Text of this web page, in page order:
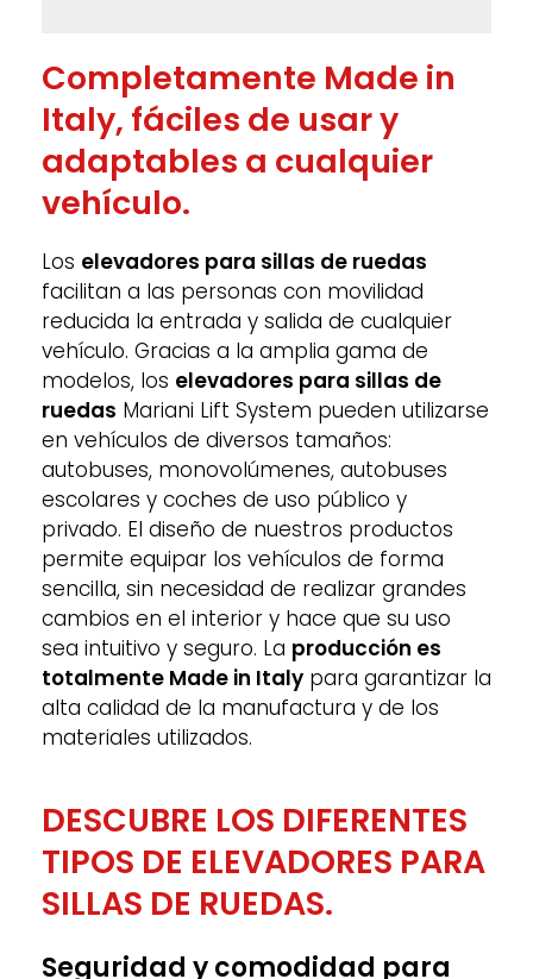
Completamente Made in
Italy, fáciles de usar y
adaptables a cualquier
vehículo.
Los elevadores para sillas de ruedas
facilitan a las personas con movilidad
reducida la entrada y salida de cualquier
vehículo. Gracias a la amplia gama de
modelos, los elevadores para sillas de
ruedas Mariani Lift System pueden utilizarse
en vehículos de diversos tamaños:
autobuses, monovolúmenes, autobuses
escolares y coches de uso público y
privado. El diseño de nuestros productos
permite equipar los vehículos de forma
sencilla, sin necesidad de realizar grandes
cambios en el interior y hace que su uso
sea intuitivo y seguro. La producción es
totalmente Made in Italy para garantizar la
alta calidad de la manufactura y de los
materiales utilizados.
DESCUBRE LOS DIFERENTES
TIPOS DE ELEVADORES PARA
SILLAS DE RUEDAS.
Seguridad y comodidad para